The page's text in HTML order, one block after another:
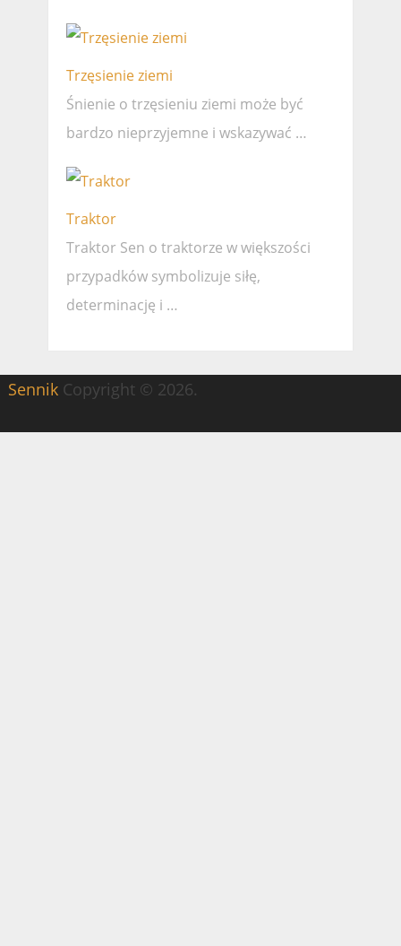
Trzęsienie ziemi
Śnienie o trzęsieniu ziemi może być
bardzo nieprzyjemne i wskazywać …
Traktor
Traktor Sen o traktorze w większości
przypadków symbolizuje siłę,
determinację i …
SennikCopyright © 2026.